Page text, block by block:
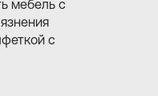
мебель с
с